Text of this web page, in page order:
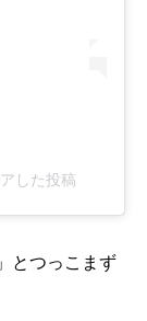
した投稿
とつっこまず